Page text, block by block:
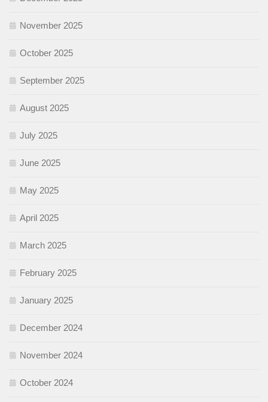
November 2025
October 2025
September 2025
August 2025
July 2025
June 2025
May 2025
April 2025
March 2025
February 2025
January 2025
December 2024
November 2024
October 2024